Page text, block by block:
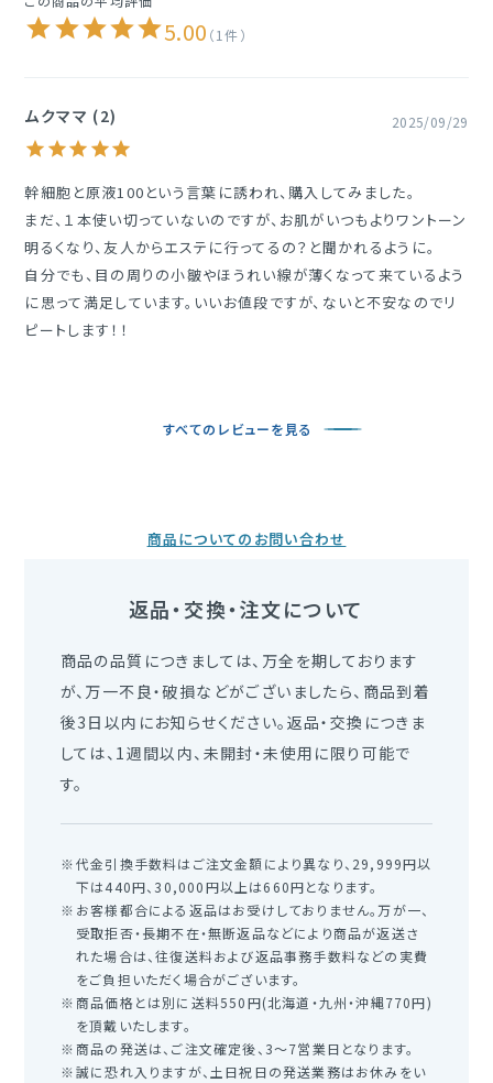
アセチルヒアルロン酸Na、ヒアルロン酸クロスポリマー－２－
Na、加水分解ヒアルロン酸Na、ヒアルロン酸Na、ヘキシル３ーグ
リン、フェノキシエタノール
5.00 1
ムクママ 2 2025/09/29
幹細胞と原液100という言葉に誘われ、購入してみました。
まだ、１本使い切っていないのですが、お肌がいつもよりワントーン
明るくなり、友人からエステに行ってるの？と聞かれるように。
自分でも、目の周りの小皺やほうれい線が薄くなって来ているよう
に思って満足しています。いいお値段ですが、ないと不安なのでリ
ピートします！！
すべてのレビューを見る
商品についてのお問い合わせ
返品・交換・注文について
商品の品質につきましては、万全を期しております
が、万一不良・破損などがございましたら、商品到着
後3日以内にお知らせください。返品・交換につきま
しては、1週間以内、未開封・未使用に限り可能で
す。
代金引換手数料はご注文金額により異なり、29,999円以
下は440円、30,000円以上は660円となります。
お客様都合による返品はお受けしておりません。万が一、
受取拒否・長期不在・無断返品などにより商品が返送さ
れた場合は、往復送料および返品事務手数料などの実費
をご負担いただく場合がございます。
商品価格とは別に送料550円(北海道・九州・沖縄770円)
を頂戴いたします。
商品の発送は、ご注文確定後、3～7営業日となります。
誠に恐れ入りますが、土日祝日の発送業務はお休みをい